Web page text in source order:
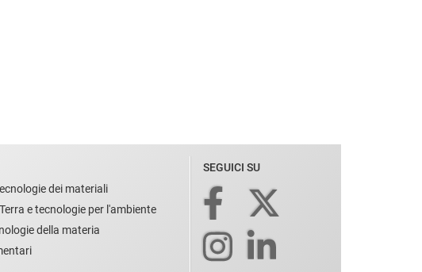
dei materiali
e tecnologie per l'ambiente
della materia
SEGUICI SU